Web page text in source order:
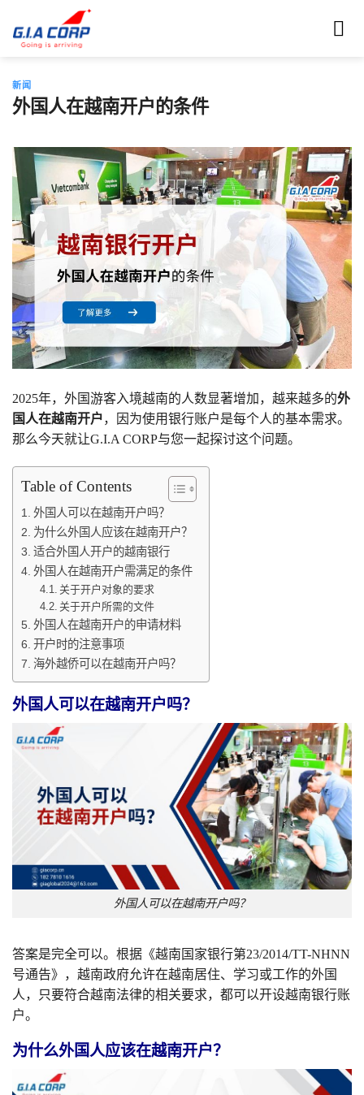
新闻
外国人在越南开户的条件
2025年，外国游客入境越南的人数显著增加，越来越多的外
国人在越南开户，因为使用银行账户是每个人的基本需求。
那么今天就让G.I.A CORP与您一起探讨这个问题。
Table of Contents
外国人可以在越南开户吗？
为什么外国人应该在越南开户？
适合外国人开户的越南银行
外国人在越南开户需满足的条件
关于开户对象的要求
关于开户所需的文件
外国人在越南开户的申请材料
开户时的注意事项
海外越侨可以在越南开户吗？
外国人可以在越南开户吗？
外国人可以在越南开户吗？
答案是完全可以。根据《越南国家银行第23/2014/TT-NHNN
号通告》，越南政府允许在越南居住、学习或工作的外国
人，只要符合越南法律的相关要求，都可以开设越南银行账
户。
为什么外国人应该在越南开户？